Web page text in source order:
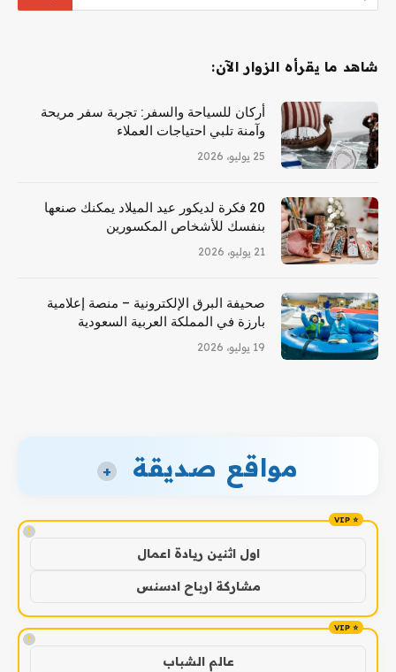
شاهد ما يقرأه الزوار الآن:
أركان للسياحة والسفر: تجربة سفر مريحة
وآمنة تلبي احتياجات العملاء
25 يوليو، 2026
20 فكرة لديكور عيد الميلاد يمكنك صنعها
بنفسك للأشخاص المكسورين
21 يوليو، 2026
صحيفة البرق الإلكترونية – منصة إعلامية
بارزة في المملكة العربية السعودية
19 يوليو، 2026
مواقع صديقة +
!
اول اثنين ريادة اعمال
مشاركة ارباح ادسنس
!
عالم الشباب